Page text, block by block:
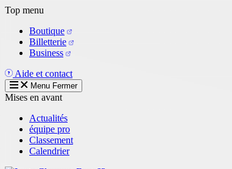
Aller
contenu
principal
Top menu
Boutique
Billetterie
Business
Aide et contact
Menu Fermer
Mises en avant
Actualités
équipe pro
Classement
Calendrier